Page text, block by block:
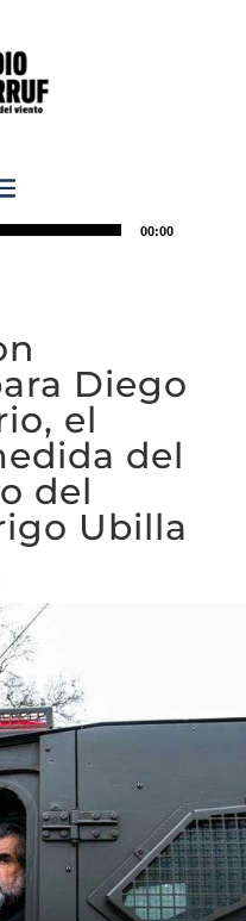
00:00
Diego
el
del
del
Ubilla